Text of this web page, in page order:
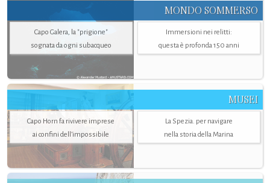
MONDO SOMMERSO
Capo Galera, la "prigione"
sognata da ogni subacqueo
Immersioni nei relitti:
questa è profonda 150 anni
MUSEI
Capo Horn fa rivivere imprese
ai confini dell’impossibile
La Spezia. per navigare
nella storia della Marina